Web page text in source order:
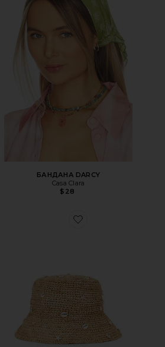
БАНДАНА DARCY
Casa Clara
$28
Favorite ПАНАМА SHELLEY